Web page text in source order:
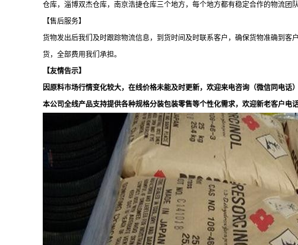
仓库，淄博双杰仓库，南京浩捷仓库三个地方，每个地方都有稳定合作的物流团
【售后服务】
货物发出后我们及时跟踪物流信息，到货时间及时联系客户，确保货物准确到
货，全部费用我们承担。
【友情告示】
因原料市场行情变化较大，在线价格未能及时更新，欢迎来电咨询（微信同电话
本公司全线产品支持提供各种规格分装包装零售等个性化需求，欢迎新老客户电话